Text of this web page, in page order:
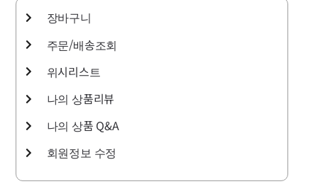
장바구니
주문/배송조회
위시리스트
나의 상품리뷰
나의 상품 Q&A
회원정보 수정